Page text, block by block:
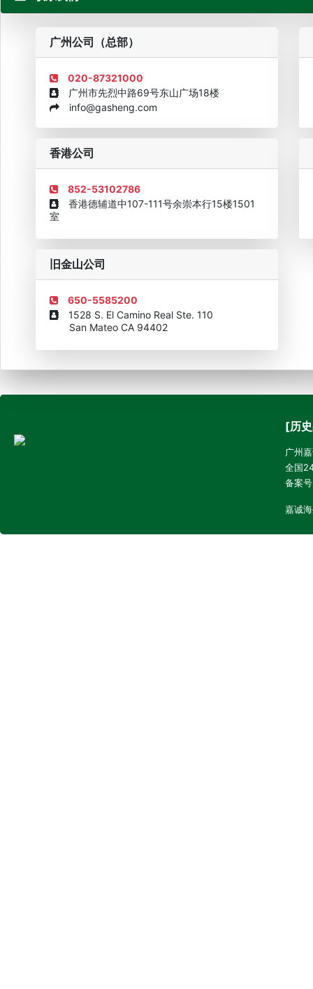
企业诚信AAAAA奖牌2015 欧美澳最具价值品牌移民机构
广州公司（总部）
020-87321000
广州市先烈中路69号东山广场18楼
info@gasheng.com
香港公司
852-53102786
香港德辅道中107-111号余崇本行15楼1501
室
旧金山公司
650-5585200
1528 S. El Camino Real Ste. 110
San Mateo CA 94402
[历
广州
全国
备案
嘉诚